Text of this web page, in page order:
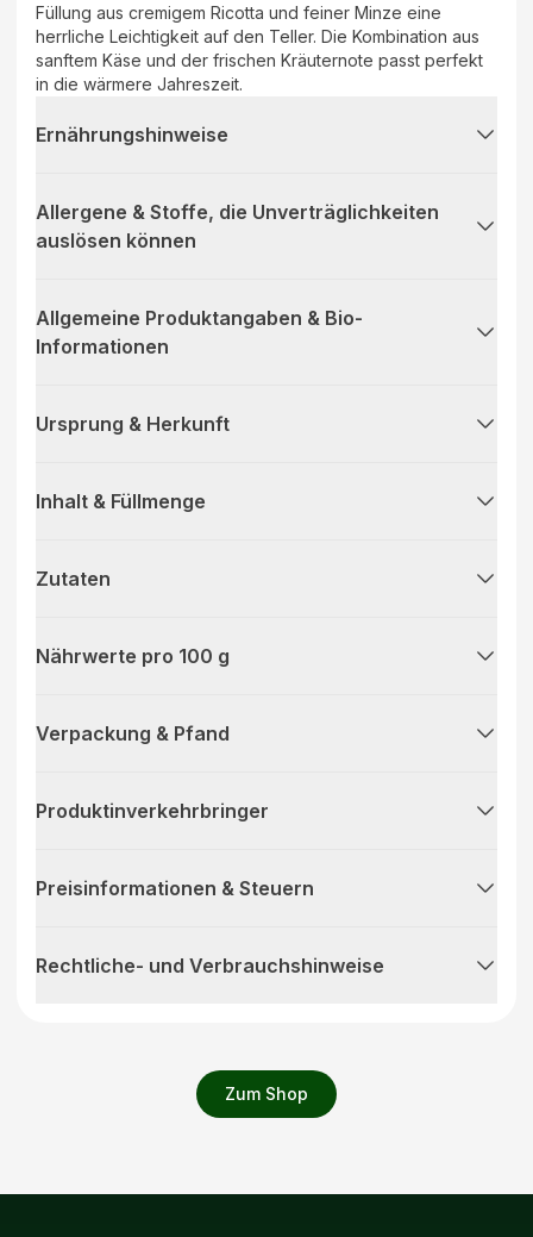
Zum Shop
Füllung aus cremigem Ricotta und feiner Minze eine
herrliche Leichtigkeit auf den Teller. Die Kombination aus
sanftem Käse und der frischen Kräuternote passt perfekt
in die wärmere Jahreszeit.
Ernährungshinweise
Allergene & Stoffe, die Unverträglichkeiten
auslösen können
Allgemeine Produktangaben & Bio-
Informationen
Ursprung & Herkunft
Inhalt & Füllmenge
Zutaten
Nährwerte pro 100 g
Verpackung & Pfand
Produktinverkehrbringer
Preisinformationen & Steuern
Rechtliche- und Verbrauchshinweise